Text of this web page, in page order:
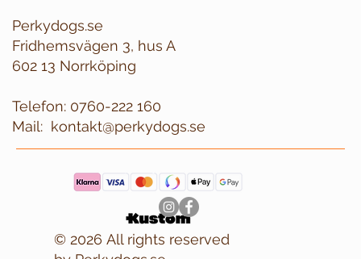
Perkydogs.se
Fridhemsvägen 3, hus A
602 13 Norrköping
Telefon: 0760-222 160
kontakt@perkydogs.se
Mail:
© 2026 All rights reserved